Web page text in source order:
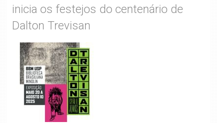
inicia os festejos do centenário de
Dalton Trevisan